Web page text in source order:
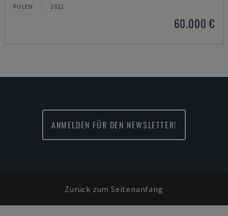
POLEN 2022
60.000 €
ANMELDEN FÜR DEN NEWSLETTER!
Zurück zum Seitenanfang